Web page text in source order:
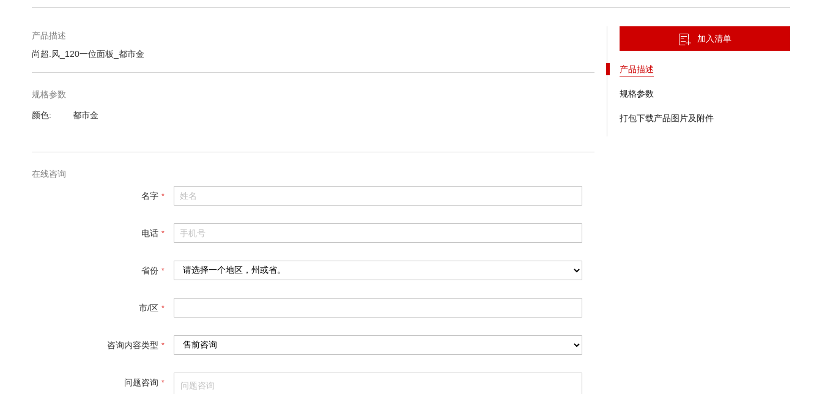
转
图
库
的
头
加入清单
产品描述
规格参数
打包下载产品图片及附件
产品描述
尚超.风_120一位面板_都市金
规格参数
规
颜色 都市金
在线咨询
名字
电话
省份
市/区
咨询内容类型
问题咨询